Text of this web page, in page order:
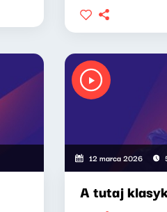
12 marca 2026
A tutaj